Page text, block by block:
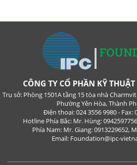
CÔNG TY CỔ PHẦN KỸ
Trụ sở: Phòng 1501A tầng 15 tòa nhà
Phường Yên Hòa, Thành
Điện thoại: 024 3556 9980 - Fax:
Hotline Phía Bắc: Mr. Hùng:
Phía Nam: Mr. Giang: 0913229652,
Email: Foundation@ipc-